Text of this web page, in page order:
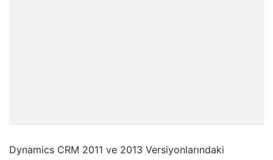
Dynamics CRM 2011 ve 2013 Versiyonlarındaki